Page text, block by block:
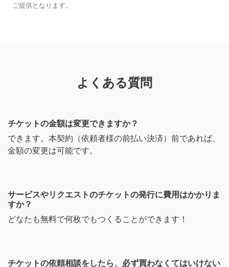
ご提供となります。
よくある質問
チケットの金額は変更できますか？
できます。本契約（依頼者様の前払い決済）前であれば、
金額の変更は可能です。
サービスやリクエストのチケットの発行に費用はかかりま
すか？
どなたも無料で何枚でもつくることができます！
チケットの依頼相談をしたら、必ず買わなくてはいけない